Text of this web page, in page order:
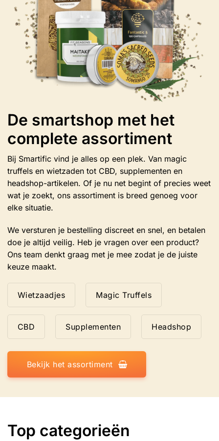
de
productpagina
De smartshop met het
complete assortiment
Bij Smartific vind je alles op een plek. Van magic
truffels en wietzaden tot CBD, supplementen en
headshop-artikelen. Of je nu net begint of precies weet
wat je zoekt, ons assortiment is breed genoeg voor
elke situatie.
We versturen je bestelling discreet en snel, en betalen
doe je altijd veilig. Heb je vragen over een product?
Ons team denkt graag met je mee zodat je de juiste
keuze maakt.
Wietzaadjes Magic Truffels
CBD Supplementen Headshop
Bekijk het assortiment
Top categorieën